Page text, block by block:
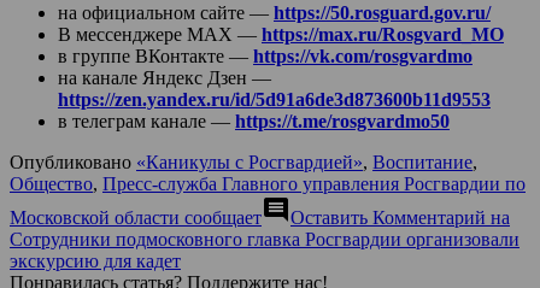
на официальном сайте — https://50.rosguard.gov.ru/
В мессенджере МАХ — https://max.ru/Rosgvard_MO
в группе ВКонтакте — https://vk.com/rosgvardmo
на канале Яндекс Дзен —
https://zen.yandex.ru/id/5d91a6de3d873600b11d9553
в телеграм канале — https://t.me/rosgvardmo50
Опубликовано «Каникулы с Росгвардией», Воспитание,
Общество, Пресс-служба Главного управления Росгвардии по
Московской области сообщаетcomment Оставить Комментарий на
Сотрудники подмосковного главка Росгвардии организовали
экскурсию для кадет
Понравилась статья? Поддержите нас!